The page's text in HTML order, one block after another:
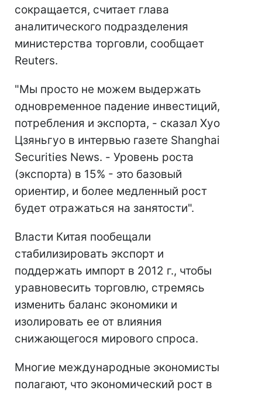
сокращается, считает глава
аналитического подразделения
министерства торговли, сообщает
Reuters.
"Мы просто не можем выдержать
одновременное падение инвестиций,
потребления и экспорта, - сказал Хуо
Цзяньгуо в интервью газете Shanghai
Securities News. - Уровень роста
(экспорта) в 15% - это базовый
ориентир, и более медленный рост
будет отражаться на занятости".
Власти Китая пообещали
стабилизировать экспорт и
поддержать импорт в 2012 г., чтобы
уравновесить торговлю, стремясь
изменить баланс экономики и
изолировать ее от влияния
снижающегося мирового спроса.
Многие международные экономисты
полагают, что экономический рост в